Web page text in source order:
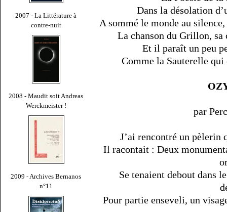
2007 - La Littérature à
contre-nuit
2008 - Maudit soit Andreas
Werckmeister !
2009 - Archives Bernanos
n°11
Dans la désolation
A sommé le monde au
La chanson du Grillon, sa
Et il paraît un peu
Comme la Sauterelle
par
J’ai rencontré un pèlerin
Il racontait : Deux
Se tenaient debout dans
Pour partie enseveli, un